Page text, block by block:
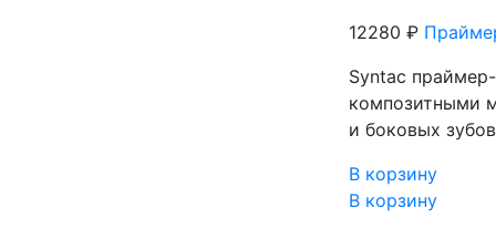
12280 ₽
Syntaс
композитными
и боковых
В корзину
В корзину